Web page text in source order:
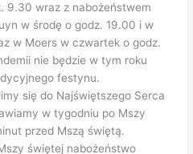
9.30 wraz z nabożeństwem
w środę o godz. 19.00 i w
w Moers w czwartek o godz.
nie będzie w tym roku
festynu.
się do Najświętszego Serca
w tygodniu po Mszy
przed Mszą świętą.
świętej nabożeństwo